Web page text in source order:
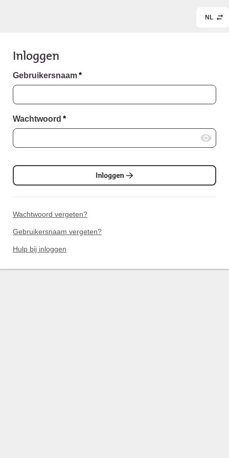
NL
Inloggen
Gebruikersnaam*
Wachtwoord *
Inloggen
Wachtwoord vergeten?
Gebruikersnaam vergeten?
Hulp bij inloggen